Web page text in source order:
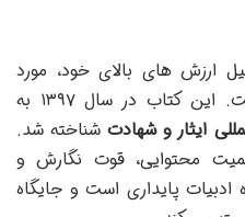
ارزش های بالای خود، مورد
تحسین و تقدیر قرار گرفته است. این کتاب در سال ۱۳۹۷ به
ایثار و شهادتشناخته شد.
محتوایی، قوت نگارش و
ادبیات پایداری است و جایگاه